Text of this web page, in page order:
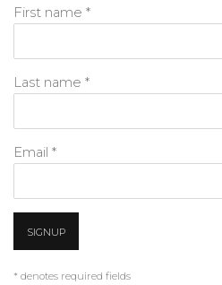
First name *
Last name *
Email *
SIGNUP
* denotes required fields